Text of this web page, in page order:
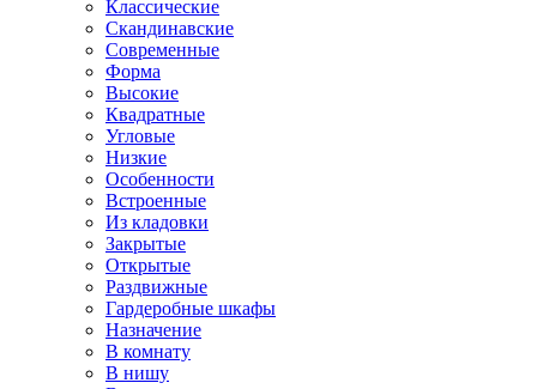
Классические
Скандинавские
Современные
Форма
Высокие
Квадратные
Угловые
Низкие
Особенности
Встроенные
Из кладовки
Закрытые
Открытые
Раздвижные
Гардеробные шкафы
Назначение
В комнату
В нишу